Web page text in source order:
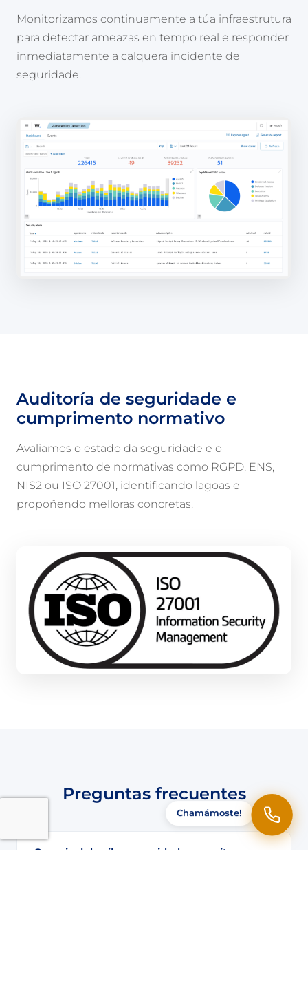
Monitorizamos continuamente a túa infraestrutura
para detectar ameazas en tempo real e responder
inmediatamente a calquera incidente de
seguridade.
Auditoría de seguridade e
cumprimento normativo
Avaliamos o estado da seguridade e o
cumprimento de normativas como RGPD, ENS,
NIS2 ou ISO 27001, identificando lagoas e
propoñendo melloras concretas.
Preguntas frecuentes
Que nivel de ciberseguridade necesita a
Chamámoste!